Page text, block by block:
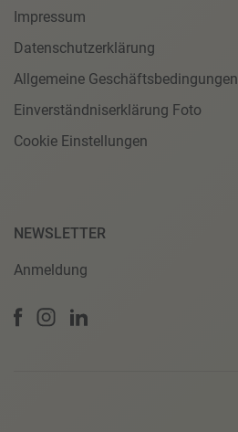
Impressum
Datenschutzerklärung
Allgemeine Geschäftsbedingungen
Einverständniserklärung Foto
Cookie Einstellungen
NEWSLETTER
Anmeldung